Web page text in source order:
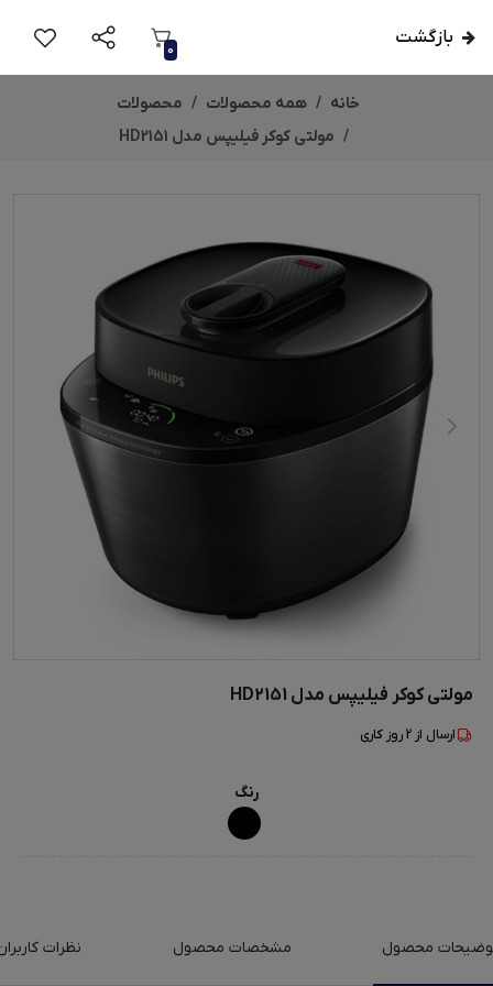
بازگشت
0
خانه همه محصولات
محصولات
مولتی کوکر فیلیپس مدل HD2151
مولتی کوکر فیلیپس مدل HD2151
ارسال از 2روز کاری
رنگ
محصول مشخصات محصول نظرات